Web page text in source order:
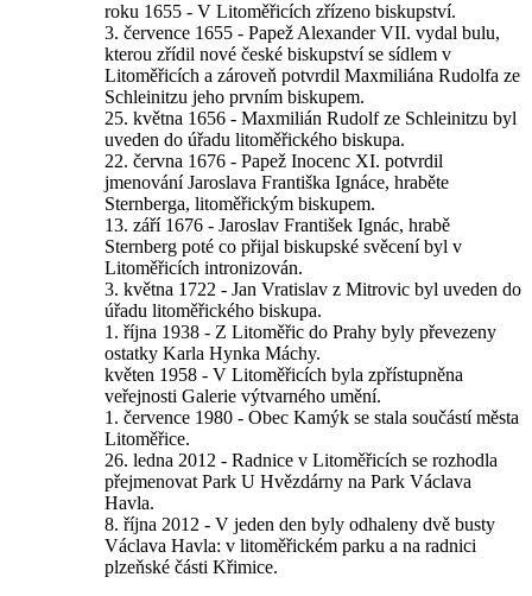
roku 1655 - V Litoměřicích zřízeno biskupství.
3. července 1655 - Papež Alexander VII. vydal bulu,
kterou zřídil nové české biskupství se sídlem v
Litoměřicích a zároveň potvrdil Maxmiliána Rudolfa ze
Schleinitzu jeho prvním biskupem.
25. května 1656 - Maxmilián Rudolf ze Schleinitzu byl
uveden do úřadu litoměřického biskupa.
22. června 1676 - Papež Inocenc XI. potvrdil
jmenování Jaroslava Františka Ignáce, hraběte
Sternberga, litoměřickým biskupem.
13. září 1676 - Jaroslav František Ignác, hrabě
Sternberg poté co přijal biskupské svěcení byl v
Litoměřicích intronizován.
3. května 1722 - Jan Vratislav z Mitrovic byl uveden do
úřadu litoměřického biskupa.
1. října 1938 - Z Litoměřic do Prahy byly převezeny
ostatky Karla Hynka Máchy.
květen 1958 - V Litoměřicích byla zpřístupněna
veřejnosti Galerie výtvarného umění.
1. července 1980 - Obec Kamýk se stala součástí města
Litoměřice.
26. ledna 2012 - Radnice v Litoměřicích se rozhodla
přejmenovat Park U Hvězdárny na Park Václava
Havla.
8. října 2012 - V jeden den byly odhaleny dvě busty
Václava Havla: v litoměřickém parku a na radnici
plzeňské části Křimice.